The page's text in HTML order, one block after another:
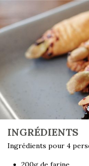
INGRÉDIENTS
Ingrédients pour 4